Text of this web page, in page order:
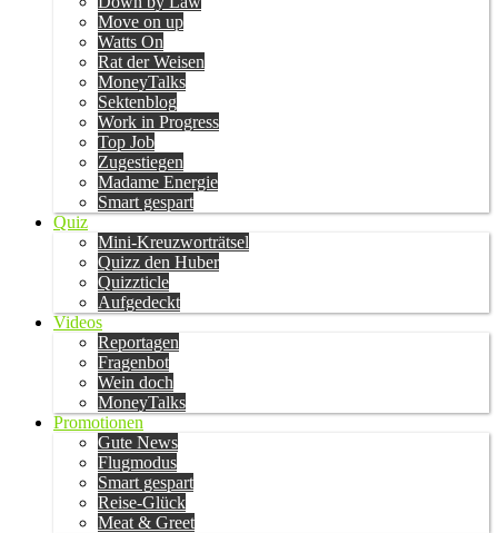
Move on up
Watts On
Rat der Weisen
MoneyTalks
Sektenblog
Work in Progress
Top Job
Zugestiegen
Madame Energie
Smart gespart
Quiz
Mini-Kreuzworträtsel
Quizz den Huber
Quizzticle
Aufgedeckt
Videos
Reportagen
Fragenbot
Wein doch
MoneyTalks
Promotionen
Gute News
Flugmodus
Smart gespart
Reise-Glück
Meat & Greet